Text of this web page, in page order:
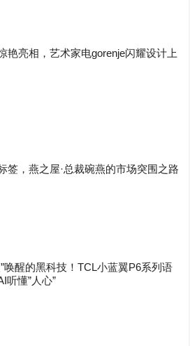
艳亮相，艺术家电gorenje闪耀设计上
签，燕之屋·总裁碗燕的市场突围之路
唤醒的黑科技！TCL小蓝翼P6系列语
听懂”人心”